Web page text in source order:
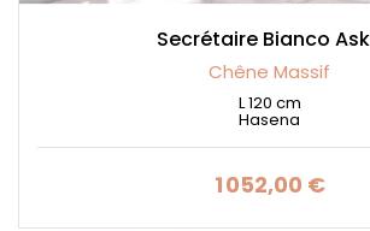
Secrétaire Bianco
Chêne Massif
L 120 cm
Hasena
Prix
1 052,00 €